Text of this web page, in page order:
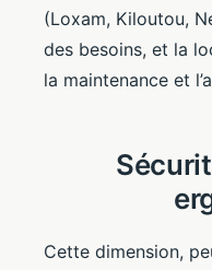
(Loxam, Kiloutou,
des besoins, et la
la maintenance et
Cette dimension,